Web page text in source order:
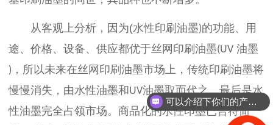
从客观上分析，因为(水性印刷油墨)的功能、用
途、价格、设备、供应都优于丝网印刷油墨(UV 油墨
) ，所以未来在丝网印刷油墨市场上，传统印刷油墨将
慢慢消失，由水性油墨和UV油墨取而代之，最后是水
性油墨完全占领市场。商品化的水性印墨已合符简
可以介绍下你们的产品么？